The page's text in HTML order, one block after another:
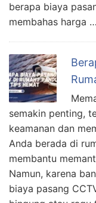
berapa biaya
membahas harga …
semakin penting,
keamanan dan
Anda berada di
membantu
Namun, karena
biaya pasang